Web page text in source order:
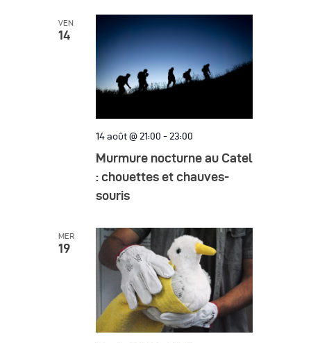
VEN
14
14 août @ 21:00 - 23:00
Murmure nocturne au Catel
: chouettes et chauves-
souris
MER
19